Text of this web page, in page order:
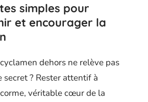
simples pour
et encourager la
dehors ne relève pas
secret ? Rester attentif à
corme, véritable cœur de la